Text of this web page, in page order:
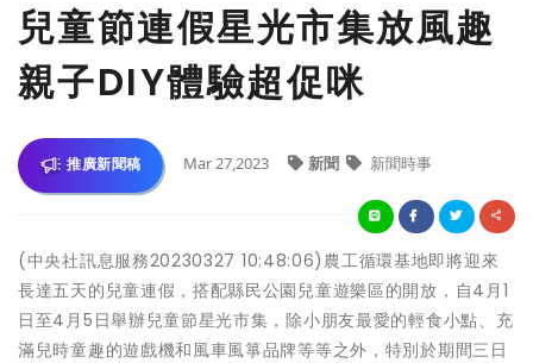
兒童節連假星光市集放風趣
親子DIY體驗超促咪
推廣新聞稿 Mar 27,2023 新聞 新聞時事
(中央社訊息服務20230327 10:48:06)農工循環基地即將迎來
長達五天的兒童連假，搭配縣民公園兒童遊樂區的開放，自4月1
日至4月5日舉辦兒童節星光市集，除小朋友最愛的輕食小點、充
滿兒時童趣的遊戲機和風車風箏品牌等等之外，特別於期間三日